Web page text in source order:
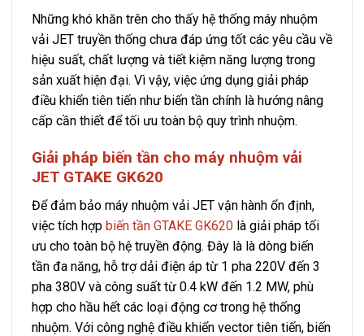
Những khó khăn trên cho thấy hệ thống máy nhuộm
vải JET truyền thống chưa đáp ứng tốt các yêu cầu về
hiệu suất, chất lượng và tiết kiệm năng lượng trong
sản xuất hiện đại. Vì vậy, việc ứng dụng giải pháp
điều khiển tiên tiến như biến tần chính là hướng nâng
cấp cần thiết để tối ưu toàn bộ quy trình nhuộm.
Giải pháp biến tần cho máy nhuộm vải
JET GTAKE GK620
Để đảm bảo máy nhuộm vải JET vận hành ổn định,
việc tích hợp biến tần GTAKE GK620 là giải pháp tối
ưu cho toàn bộ hệ truyền động. Đây là là dòng biến
tần đa năng, hỗ trợ dải điện áp từ 1 pha 220V đến 3
pha 380V và công suất từ 0.4 kW đến 1.2 MW, phù
hợp cho hầu hết các loại động cơ trong hệ thống
nhuộm. Với công nghệ điều khiển vector tiên tiến, biến